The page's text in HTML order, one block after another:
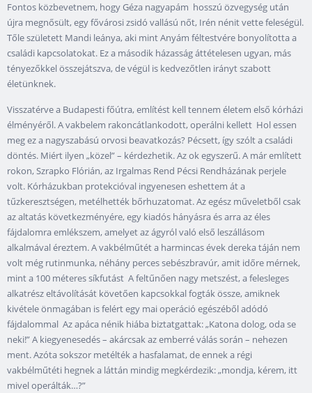
Fontos közbevetnem, hogy Géza nagyapám hosszú özvegység után
újra megnősült, egy fővárosi zsidó vallású nőt, Irén nénit vette feleségül.
Tőle született Mandi leánya, aki mint Anyám féltestvére bonyolította a
családi kapcsolatokat. Ez a második házasság áttételesen ugyan, más
tényezőkkel összejátszva, de végül is kedvezőtlen irányt szabott
életünknek.
Visszatérve a Budapesti főútra, említést kell tennem életem első kórházi
élményéről. A vakbelem rakoncátlankodott, operálni kellett Hol essen
meg ez a nagyszabású orvosi beavatkozás? Pécsett, így szólt a családi
döntés. Miért ilyen „közel” – kérdezhetik. Az ok egyszerű. A már említett
rokon, Szrapko Flórián, az Irgalmas Rend Pécsi Rendházának perjele
volt. Kórházukban protekcióval ingyenesen eshettem át a
tűzkeresztségen, metélhették bőrhuzatomat. Az egész műveletből csak
az altatás következményére, egy kiadós hányásra és arra az éles
fájdalomra emlékszem, amelyet az ágyról való első leszállásom
alkalmával éreztem. A vakbélműtét a harmincas évek dereka táján nem
volt még rutinmunka, néhány perces sebészbravúr, amit időre mérnek,
mint a 100 méteres síkfutást A feltűnően nagy metszést, a felesleges
alkatrész eltávolítását követően kapcsokkal fogták össze, amiknek
kivétele önmagában is felért egy mai operáció egészéből adódó
fájdalommal Az apáca nénik hiába biztatgattak: „Katona dolog, oda se
neki!” A kiegyenesedés – akárcsak az emberré válás során – nehezen
ment. Azóta sokszor metélték a hasfalamat, de ennek a régi
vakbélműtéti hegnek a láttán mindig megkérdezik: „mondja, kérem, itt
mivel operálták…?”